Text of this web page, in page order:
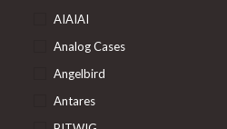
AIAIAI
Analog Cases
Angelbird
Antares